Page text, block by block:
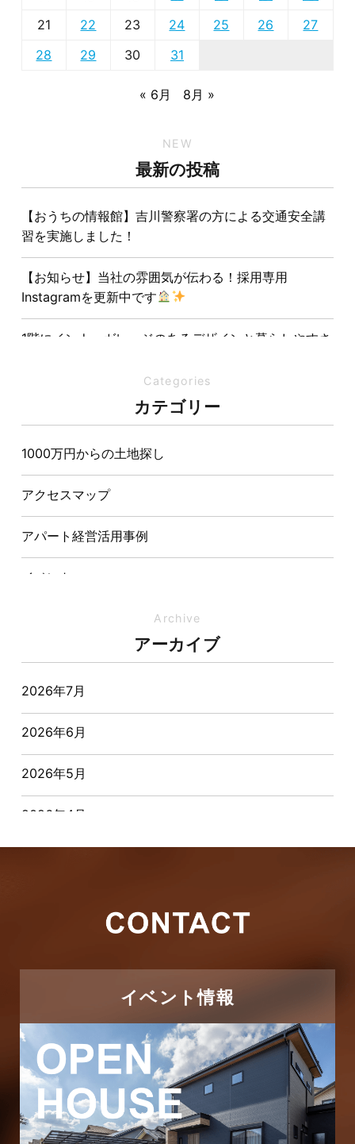
21
22 23 24 25 26
27
28
29 30 31
« 6月 8月 »
NEW
最新の投稿
【おうちの情報館】吉川警察署の方による交通安全講
習を実施しました！
【お知らせ】当社の雰囲気が伝わる！採用専用
Instagramを更新中です
1階にインナーガレージのあるデザインと暮らしやすさ
夏の熱中症対策は家づくりから。屋根・壁・基礎の構
造が快適さをつくる理由
【埼玉県経営品質知事賞】大野知事へ受賞のご報告と
表敬訪問を行いました
Categories
カテゴリー
1000万円からの土地探し
アクセスマップ
アパート経営活用事例
イベント
オーナー様からの質問
おすすめ物件
お客様インタビュー
お客様の声
つくばエクスプレス線
ピアラシティ店-ブログ
ブログ
マンション経営活用事例
Archive
アーカイブ
2026年7月
2026年6月
2026年5月
2026年4月
2025年11月
2025年10月
2025年9月
イベント情報